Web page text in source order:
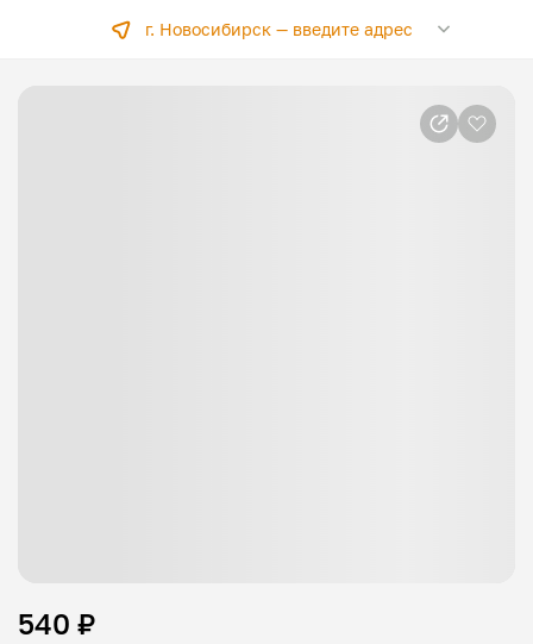
г. Новосибирск —введите адрес
540 ₽